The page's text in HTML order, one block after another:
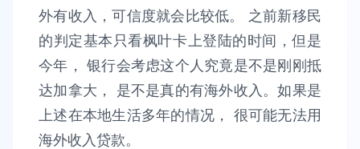
外有收入，可信度就会比较低。 之前新移民
的判定基本只看枫叶卡上登陆的时间，但是
今年， 银行会考虑这个人究竟是不是刚刚抵
达加拿大， 是不是真的有海外收入。如果是
上述在本地生活多年的情况， 很可能无法用
海外收入贷款。